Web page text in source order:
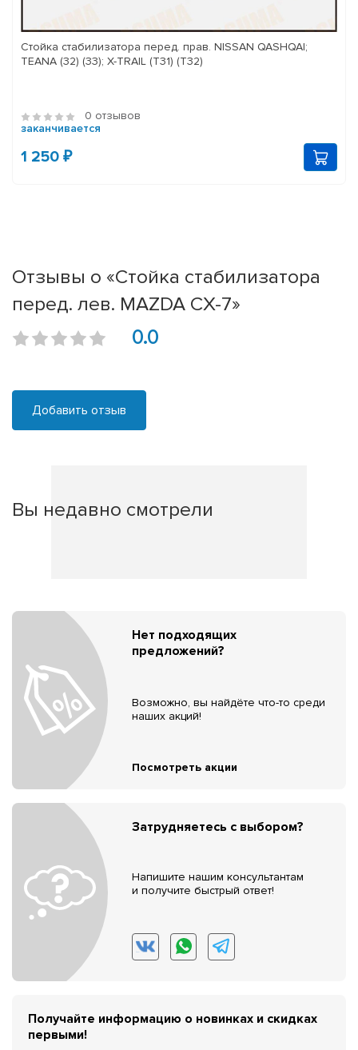
Стойка стабилизатора перед. прав. NISSAN QASHQAI;
TEANA (32) (33); X-TRAIL (T31) (T32)
0 отзывов
заканчивается
1 250 ₽
Отзывы о «Стойка стабилизатора
перед. лев. MAZDA CX-7»
0.0
Добавить отзыв
Вы недавно смотрели
Нет подходящих
предложений?
Возможно, вы найдёте что-то среди
наших акций!
Посмотреть акции
Затрудняетесь с выбором?
Напишите нашим консультантам
и получите быстрый ответ!
Получайте информацию о новинках и скидках
первыми!